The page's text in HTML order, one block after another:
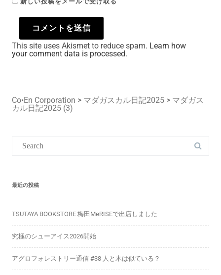
This site uses Akismet to reduce spam. Learn how
your comment data is processed.
Co•En Corporation > マダガスカル日記2025 > マダガス
カル日記2025 (3)
for:
最近の投稿
TSUTAYA BOOKSTORE 梅田MeRISEで出店しました
究極のシューアイス2026開始
アグロフォレストリー通信 #38 人と木は似ている？